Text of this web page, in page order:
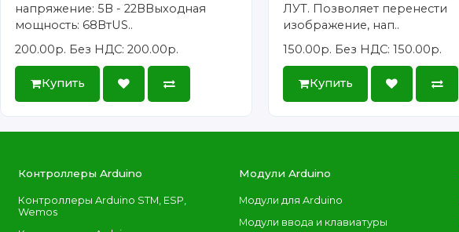
напряжение: 5В - 22ВВыходная
мощность: 68ВтUS..
200.00р. Без НДС: 200.00р.
Купить
ЛУТ. Позволяет перенести
изображение, нап..
150.00р. Без НДС: 150.00р.
Купить
Контроллеры Arduino
Контроллеры Arduino STM, ESP,
Wemos
Модули Arduino
Модули для Arduino
Модули ввода и клавиатуры